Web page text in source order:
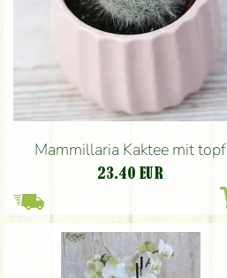
Mammillaria Kaktee mit topf
23.40 EUR